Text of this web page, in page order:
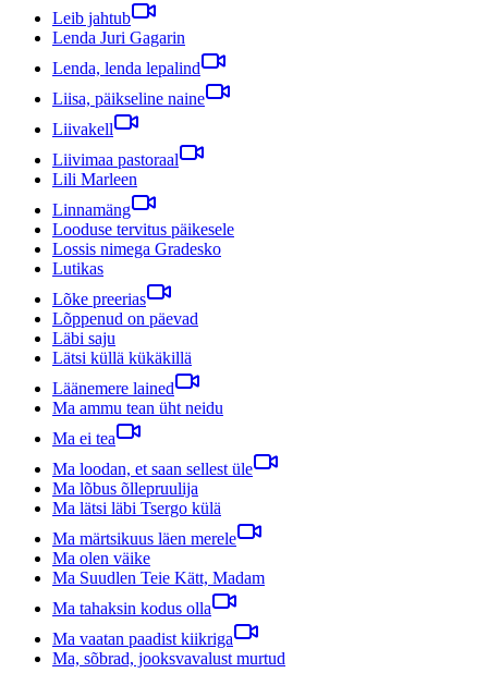
Leib jahtub
Lenda Juri Gagarin
Lenda, lenda lepalind
Liisa, päikseline naine
Liivakell
Liivimaa pastoraal
Lili Marleen
Linnamäng
Looduse tervitus päikesele
Lossis nimega Gradesko
Lutikas
Lõke preerias
Lõppenud on päevad
Läbi saju
Lätsi küllä kükäkillä
Läänemere lained
Ma ammu tean üht neidu
Ma ei tea
Ma loodan, et saan sellest üle
Ma lõbus õllepruulija
Ma lätsi läbi Tsergo külä
Ma märtsikuus läen merele
Ma olen väike
Ma Suudlen Teie Kätt, Madam
Ma tahaksin kodus olla
Ma vaatan paadist kiikriga
Ma, sõbrad, jooksvavalust murtud